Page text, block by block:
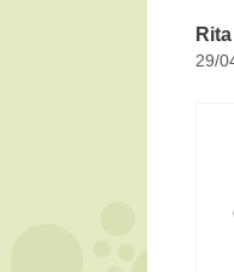
29/